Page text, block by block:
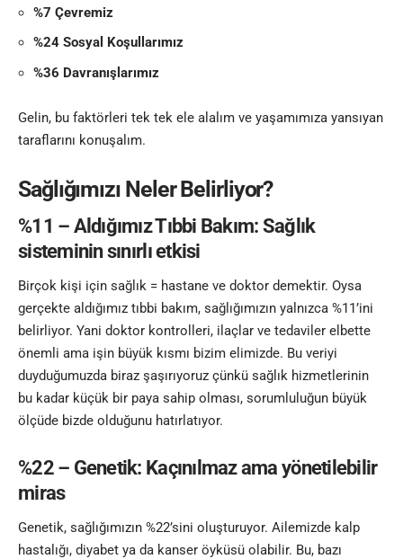
%7 Çevremiz
%24 Sosyal Koşullarımız
%36 Davranışlarımız
Gelin, bu faktörleri tek tek ele alalım ve yaşamımıza yansıyan
taraflarını konuşalım.
Sağlığımızı Neler Belirliyor?
%11 – Aldığımız Tıbbi Bakım: Sağlık
sisteminin sınırlı etkisi
Birçok kişi için sağlık = hastane ve doktor demektir. Oysa
gerçekte aldığımız tıbbi bakım, sağlığımızın yalnızca %11’ini
belirliyor. Yani doktor kontrolleri, ilaçlar ve tedaviler elbette
önemli ama işin büyük kısmı bizim elimizde. Bu veriyi
duyduğumuzda biraz şaşırıyoruz çünkü sağlık hizmetlerinin
bu kadar küçük bir paya sahip olması, sorumluluğun büyük
ölçüde bizde olduğunu hatırlatıyor.
%22 – Genetik: Kaçınılmaz ama yönetilebilir
miras
Genetik, sağlığımızın %22’sini oluşturuyor. Ailemizde kalp
hastalığı, diyabet ya da kanser öyküsü olabilir. Bu, bazı